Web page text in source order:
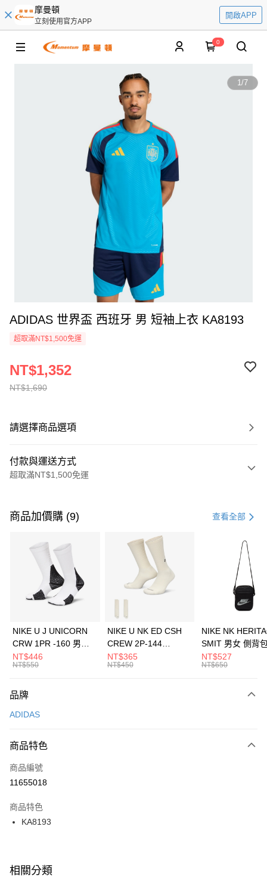
摩曼頓
立刻使用官方APP
開啟APP
0
1/7
ADIDAS 世界盃 西班牙 男 短袖上衣 KA8193
超取滿NT$1,500免運
NT$1,690
NT$1,352
請選擇商品選項
付款與運送方式
超取滿NT$1,500免運
信用卡一次付款
3 期 0 利率 每期 21家銀行
合作金庫商業銀行
第一商業銀行
華南商業銀行
彰化商業銀行
上海商業儲蓄銀行
元大商業銀行
台灣樂天信用卡公司
Apple Pay
全盈+PAY
AFTEE先享後付
【關於「AFTEE先享後付」】
便利好安心！
３．安心：先確認商品／服務後，再付款。
【「AFTEE先享後付」結帳流程】
１．於結帳方式選擇「AFTEE先享後付」後，將跳轉至「AFTEE先享後付」
２．訂單成立數日內，您將收到繳費通知簡訊。
３．收到繳費通知簡訊後14天內，點擊此簡訊中的連結，可透過四大超商／
ATM／網路銀行／等多元方式進行付款，方視為交易完成。
※ 交易是否成功請以「AFTEE先享後付 」之結帳頁面顯示為準，若有關於
是否繳費成功／繳費後需取消欲退款等相關疑問，請聯繫「AFTEE先享後付
運送方式
每筆NT$100，滿NT$1,500(含以上)免運費
宅配
每筆NT$100，滿NT$1,500(含以上)免運費
付款後門市自取
每筆NT$100，滿NT$1,500(含以上)免運費
商品加價購 (9) 查看全部
NIKE U J UNICORN
CRW 1PR -160 男女
中統襪 FZ3393100
NT$446
NT$550
NIKE U NK ED CSH
CREW 2P-144
EMBRDY 男女 短統襪
FZ3073133
NT$365
NT$450
NIKE NK
SMIT 男女 側背
BA5871010
NT$527
NT$650
品牌
ADIDAS
商品特色
商品編號
11655018
商品特色
KA8193
相關分類